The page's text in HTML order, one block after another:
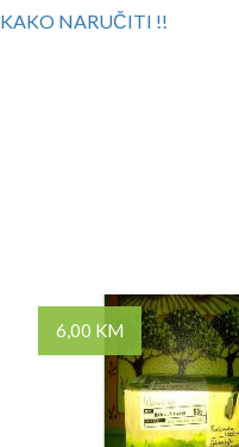
KAKO NARUČITI !!
6,00 KM